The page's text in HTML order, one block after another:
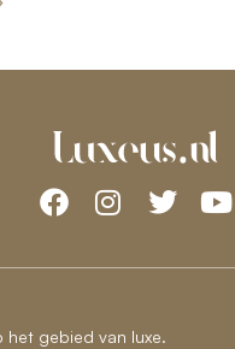
het gebied van luxe.